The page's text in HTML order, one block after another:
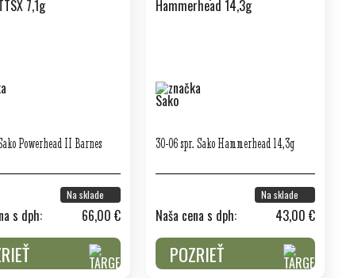
Powerhead II Barnes
Na sklade
s dph: 66,00 €
30-06 spr. Sako Hammerhead 14,3g
Na sklade
Naša cena s dph: 43,00 €
POZRIEŤ